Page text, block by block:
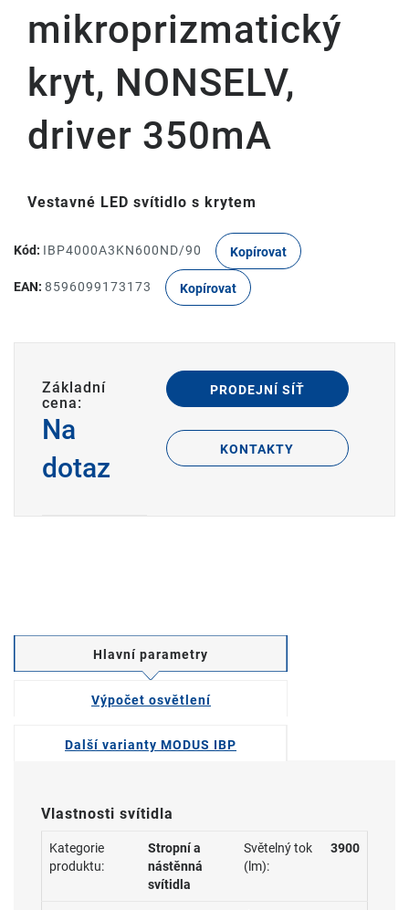
mikroprizmatický
kryt, NONSELV,
driver 350mA
Vestavné LED svítidlo s krytem
Kód: IBP4000A3KN600ND/90 Kopírovat
EAN: 8596099173173 Kopírovat
Základní
cena:
Na
dotaz
PRODEJNÍ SÍŤ
KONTAKTY
Hlavní parametry
Výpočet osvětlení
Další varianty MODUS IBP
Vlastnosti svítidla
Kategorie
produktu:
Stropní a
nástěnná
svítidla
Světelný tok
(lm):
3900